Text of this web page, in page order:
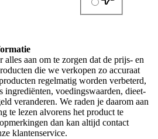
aan om te zorgen dat de prijs- en
die we verkopen zo accuraat
regelmatig worden verbeterd,
ingrediënten, voedingswaarden, dieet-
veranderen. We raden je daarom aan
te lezen alvorens het product te
dan kan altijd contact
klantenservice.